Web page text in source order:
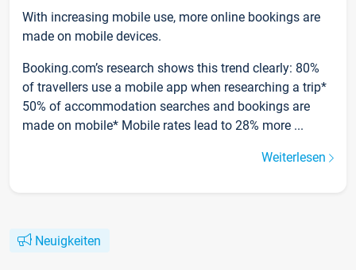
With increasing mobile use, more online bookings are
made on mobile devices.
Booking.com’s research shows this trend clearly: 80%
of travellers use a mobile app when researching a trip*
50% of accommodation searches and bookings are
made on mobile* Mobile rates lead to 28% more ...
Weiterlesen
Neuigkeiten